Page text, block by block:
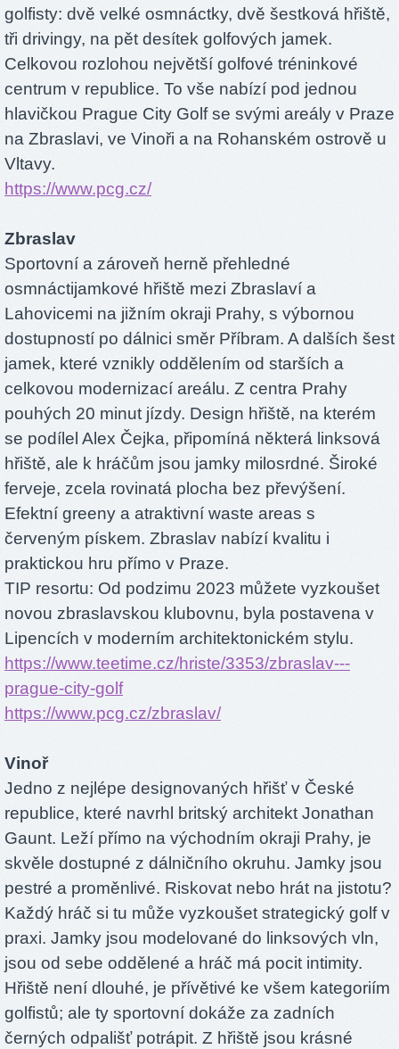
golfisty: dvě velké osmnáctky, dvě šestková hřiště,
tři drivingy, na pět desítek golfových jamek.
Celkovou rozlohou největší golfové tréninkové
centrum v republice. To vše nabízí pod jednou
hlavičkou Prague City Golf se svými areály v Praze
na Zbraslavi, ve Vinoři a na Rohanském ostrově u
Vltavy.
https://www.pcg.cz/
Zbraslav
Sportovní a zároveň herně přehledné
osmnáctijamkové hřiště mezi Zbraslaví a
Lahovicemi na jižním okraji Prahy, s výbornou
dostupností po dálnici směr Příbram. A dalších šest
jamek, které vznikly oddělením od starších a
celkovou modernizací areálu. Z centra Prahy
pouhých 20 minut jízdy. Design hřiště, na kterém
se podílel Alex Čejka, připomíná některá linksová
hřiště, ale k hráčům jsou jamky milosrdné. Široké
ferveje, zcela rovinatá plocha bez převýšení.
Efektní greeny a atraktivní waste areas s
červeným pískem. Zbraslav nabízí kvalitu i
praktickou hru přímo v Praze.
TIP resortu: Od podzimu 2023 můžete vyzkoušet
novou zbraslavskou klubovnu, byla postavena v
Lipencích v moderním architektonickém stylu.
https://www.teetime.cz/hriste/3353/zbraslav---
prague-city-golf
https://www.pcg.cz/zbraslav/
Vinoř
Jedno z nejlépe designovaných hřišť v České
republice, které navrhl britský architekt Jonathan
Gaunt. Leží přímo na východním okraji Prahy, je
skvěle dostupné z dálničního okruhu. Jamky jsou
pestré a proměnlivé. Riskovat nebo hrát na jistotu?
Každý hráč si tu může vyzkoušet strategický golf v
praxi. Jamky jsou modelované do linksových vln,
jsou od sebe oddělené a hráč má pocit intimity.
Hřiště není dlouhé, je přívětivé ke všem kategoriím
golfistů; ale ty sportovní dokáže za zadních
černých odpališť potrápit. Z hřiště jsou krásné